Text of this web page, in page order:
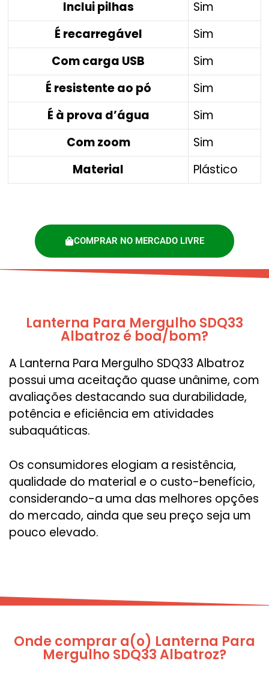
Inclui pilhas
Sim
É recarregável
Sim
Com carga USB
Sim
É resistente ao pó
Sim
É à prova d’água
Sim
Com zoom
Sim
Material
Plástico
COMPRAR NO MERCADO LIVRE
Lanterna Para Mergulho SDQ33
Albatroz é boa/bom?
A Lanterna Para Mergulho SDQ33 Albatroz
possui uma aceitação quase unânime, com
avaliações destacando sua durabilidade,
potência e eficiência em atividades
subaquáticas.
Os consumidores elogiam a resistência,
qualidade do material e o custo-benefício,
considerando-a uma das melhores opções
do mercado, ainda que seu preço seja um
pouco elevado.
Onde comprar a(o) Lanterna Para
Mergulho SDQ33 Albatroz?